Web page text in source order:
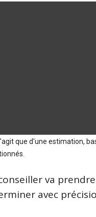
que d'une estimation,
va
avec